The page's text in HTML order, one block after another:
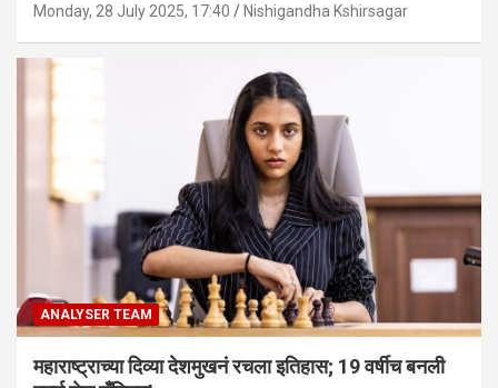
Monday, 28 July 2025, 17:40 Nishigandha Kshirsagar
ANALYSER TEAM
महाराष्ट्राच्या दिव्या देशमुखनं रचला इतिहास; 19 वर्षीच बनली